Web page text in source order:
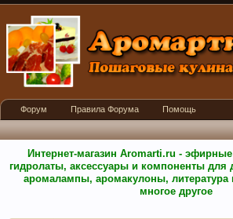
Интернет-магазин Aromarti.ru -
гидролаты, аксессуары и компоненты для
аромалампы, аромакулоны, литература
многое другое
Форум Правила Форума Помощь